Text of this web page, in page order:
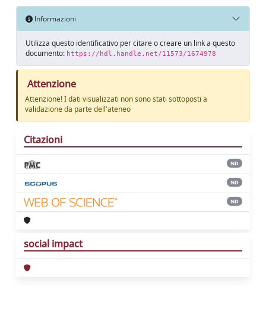
Informazioni
Utilizza questo identificativo per citare o creare un link a questo
documento: https://hdl.handle.net/11573/1674978
Attenzione
Attenzione! I dati visualizzati non sono stati sottoposti a
validazione da parte dell'ateneo
Citazioni
ND
ND
ND
social impact